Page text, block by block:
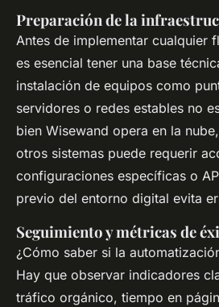
Preparación de la
Antes de implementar cualquier
es esencial tener una base
instalación de equipos como
servidores o redes estables no
bien Wisewand opera en la
otros sistemas puede requerir
configuraciones específicas o
previo del entorno digital evita
Seguimiento y métricas de
¿Cómo saber si la
Hay que observar indicadores
tráfico orgánico, tiempo en